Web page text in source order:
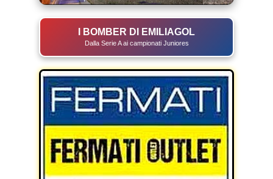
I BOMBER DI EMILIAGOL
Dalla Serie A ai campionati Juniores